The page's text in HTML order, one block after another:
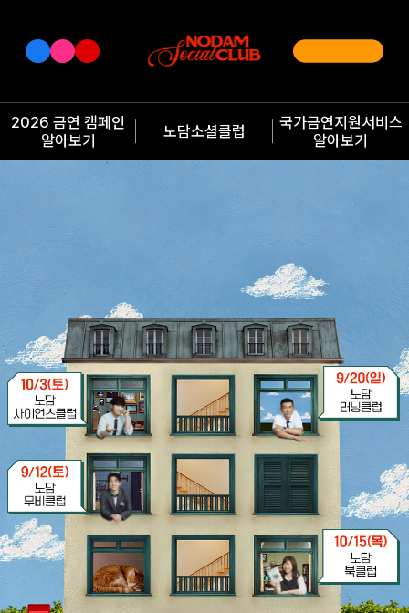
2026 금연 캠페인
알아보기
노담소셜클럽
국가금연지원서비스
알아보기